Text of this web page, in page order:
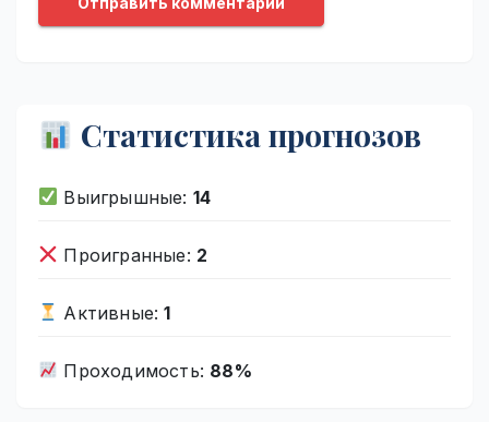
Статистика прогнозов
Выигрышные: 14
Проигранные: 2
Активные:1
Проходимость: 88%